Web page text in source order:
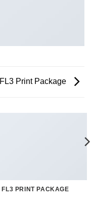
FL3 Print Package
FL3 PRINT PACKAGE